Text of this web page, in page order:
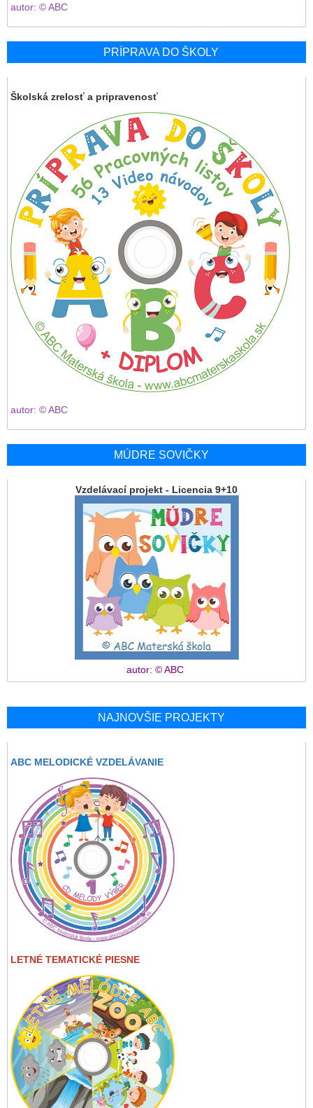
autor: © ABC
PRÍPRAVA DO ŠKOLY
Školská zrelosť a pripravenosť
autor: © ABC
MÚDRE SOVIČKY
Vzdelávací projekt - Licencia 9+10
autor: © ABC
NAJNOVŠIE PROJEKTY
ABC MELODICKÉ VZDELÁVANIE
LETNÉ TEMATICKÉ PIESNE